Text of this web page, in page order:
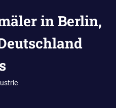
in Berlin,